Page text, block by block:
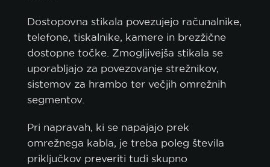
Dostopovna stikala povezujejo računalnike,
telefone, tiskalnike, kamere in brezžične
dostopne točke. Zmogljivejša stikala se
uporabljajo za povezovanje strežnikov,
sistemov za hrambo ter večjih omrežnih
segmentov.
Pri napravah, ki se napajajo prek
omrežnega kabla, je treba poleg števila
priključkov preveriti tudi skupno